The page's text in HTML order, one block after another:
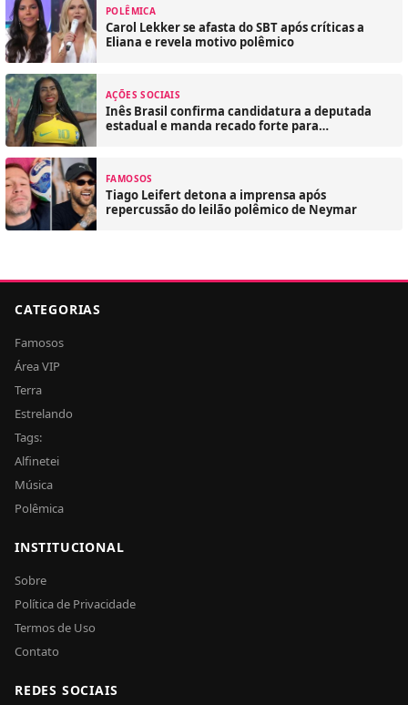
POLÊMICA
Carol Lekker se afasta do SBT após críticas a
Eliana e revela motivo polêmico
AÇÕES SOCIAIS
Inês Brasil confirma candidatura a deputada
estadual e manda recado forte para
FAMOSOS
Tiago Leifert detona a imprensa após
repercussão do leilão polêmico de Neymar
CATEGORIAS
Famosos
Área VIP
Terra
Estrelando
Tags:
Alfinetei
Música
Polêmica
INSTITUCIONAL
Sobre
Política de Privacidade
Termos de Uso
Contato
REDES SOCIAIS